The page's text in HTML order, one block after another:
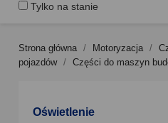
Tylko na stanie
Strona główna Motoryzacja
pojazdów
Części do maszyn
Oświetlenie